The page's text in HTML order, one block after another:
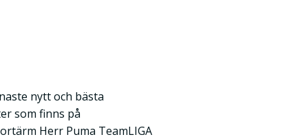
nytt och bästa
som finns på
Herr Puma TeamLIGA